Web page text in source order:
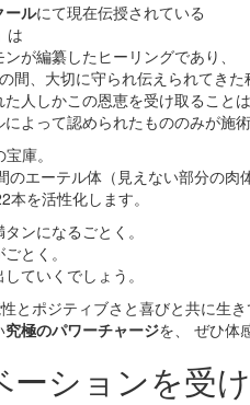
ールにて現在伝授されている
は
が編纂したヒーリングであり、
間、大切に守られ伝えられてき
人しかこの恩恵を受け取ること
よって認められたもののみが施
庫。
のエーテル体（見えない部分の肉
を活性化します。
ンになるごとく。
とく。
ていくでしょう。
とポジティブさと喜びと共に生
究極のパワーチャージを、 ぜひ体
ーションを受